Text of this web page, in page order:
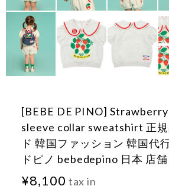
[BEBE DE PINO]
sleeve collar sweatshirt 正
ド 韓国ファッション 韓国代
ドピノ bebedepino 日本 店
¥8,100 tax in